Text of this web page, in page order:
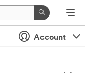
Account